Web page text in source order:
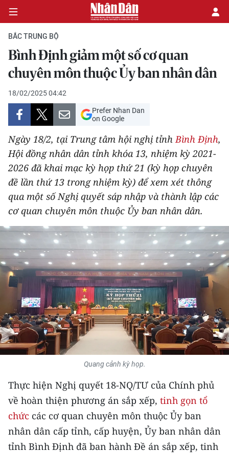
CHÍNH TRỊ
KINH TẾ
VĂN HÓA
XÃ HỘI
PHÁP LUẬT
DU LỊCH
THẾ GIỚI
THỂ THAO
GIÁO DỤC
Y TẾ
KHOA HỌC - CÔNG NGHỆ
MÔI TRƯỜNG
KIỂM CHỨNG THÔNG TIN
TRI THỨC CHUYÊN SÂU
54 DÂN TỘC VIỆT NAM
BẮC TRUNG BỘ
Bình Định giảm một số cơ quan
chuyên môn thuộc Ủy ban nhân dân
18/02/2025 04:42
Prefer Nhan Dan
on Google
Ngày 18/2, tại Trung tâm hội nghị tỉnhBình Định,
Hội đồng nhân dân tỉnh khóa 13, nhiệm kỳ 2021-
2026 đã khai mạc kỳ họp thứ 21 (kỳ họp chuyên
đề lần thứ 13 trong nhiệm kỳ) để xem xét thông
qua một số Nghị quyết sáp nhập và thành lập các
cơ quan chuyên môn thuộc Ủy ban nhân dân.
Quang cảnh kỳ họp.
Thực hiện Nghị quyết 18-NQ/TƯ của Chính phủ
về hoàn thiện phương án sắp xếp, tinh gọn tổ
chức các cơ quan chuyên môn thuộc Ủy ban
nhân dân cấp tỉnh, cấp huyện, Ủy ban nhân dân
tỉnh Bình Định đã ban hành Đề án sắp xếp, tinh